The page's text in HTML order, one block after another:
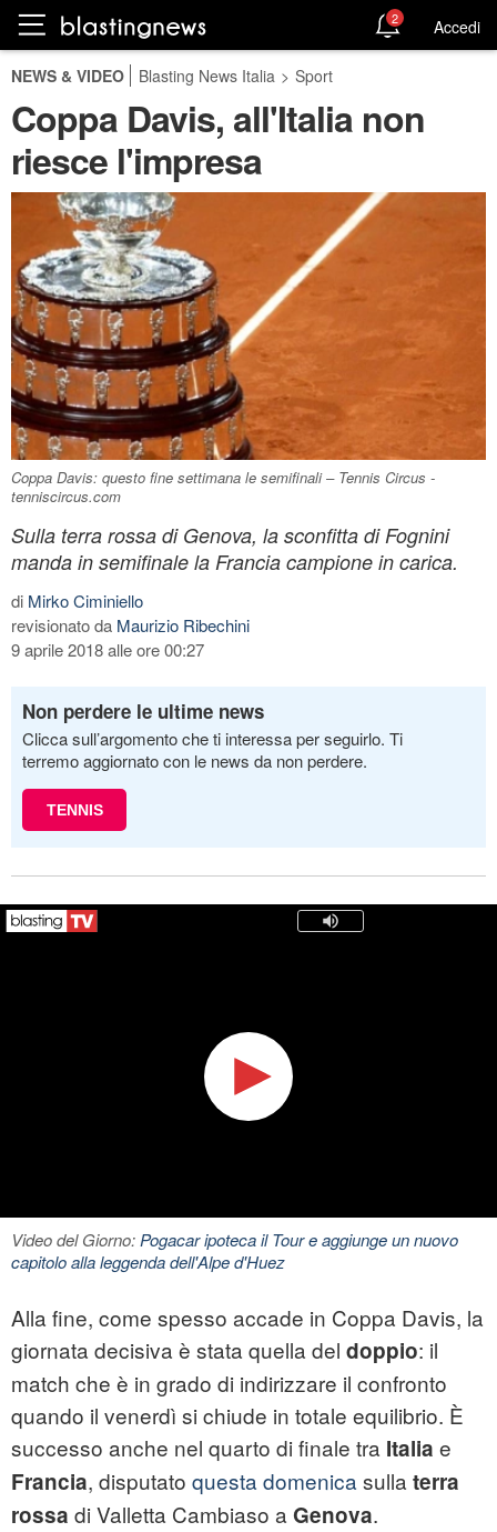
2 Accedi
NEWS & VIDEO Blasting News Italia > Sport
Coppa Davis, all'Italia non
riesce l'impresa
Coppa Davis: questo fine settimana le semifinali – Tennis Circus -
tenniscircus.com
Sulla terra rossa di Genova, la sconfitta di Fognini
manda in semifinale la Francia campione in carica.
di Mirko Ciminiello
revisionato da Maurizio Ribechini
9 aprile 2018 alle ore 00:27
Non perdere le ultime news
Clicca sull’argomento che ti interessa per seguirlo. Ti
terremo aggiornato con le news da non perdere.
TENNIS
Video del Giorno:Pogacar ipoteca il Tour e aggiunge un nuovo
capitolo alla leggenda dell'Alpe d'Huez
Alla fine, come spesso accade in Coppa Davis, la
giornata decisiva è stata quella del doppio: il
match che è in grado di indirizzare il confronto
quando il venerdì si chiude in totale equilibrio. È
successo anche nel quarto di finale tra Italia e
Francia, disputato questa domenica sulla terra
rossa di Valletta Cambiaso a Genova.